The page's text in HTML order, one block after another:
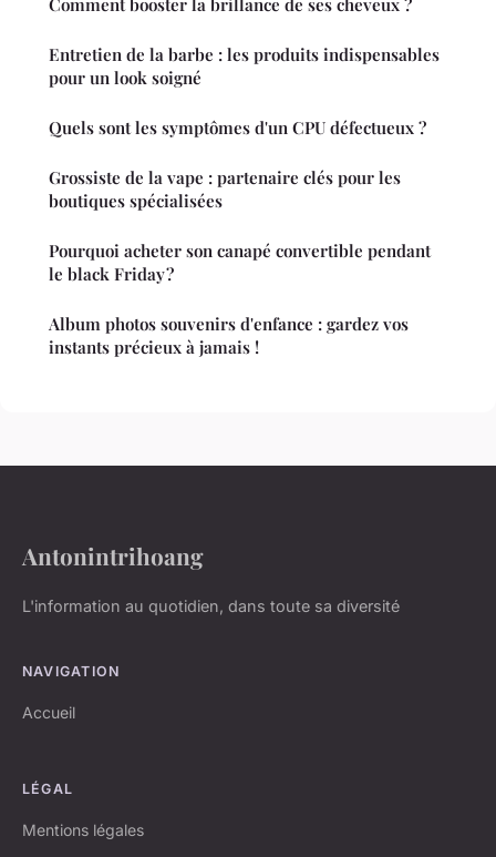
Entretien de la barbe : les produits indispensables
pour un look soigné
Quels sont les symptômes d'un CPU défectueux ?
Grossiste de la vape : partenaire clés pour les
boutiques spécialisées
Pourquoi acheter son canapé convertible pendant
le black Friday ?
Album photos souvenirs d'enfance : gardez vos
instants précieux à jamais !
Antonintrihoang
L'information au quotidien, dans toute sa diversité
NAVIGATION
Accueil
LÉGAL
Mentions légales